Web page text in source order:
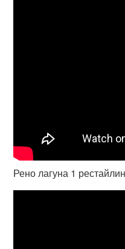
Рено лагуна 1